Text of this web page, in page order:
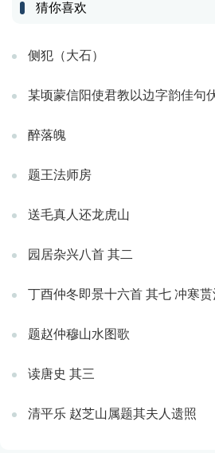
猜你喜欢
侧犯（大石）
某顷蒙信阳使君教以边字韵佳句
醉落魄
题王法师房
送毛真人还龙虎山
园居杂兴八首 其二
丁酉仲冬即景十六首 其七 冲寒贳
题赵仲穆山水图歌
读唐史 其三
清平乐 赵芝山属题其夫人遗照